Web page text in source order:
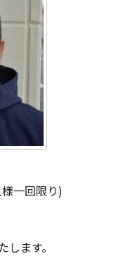
一回限り)
ます。